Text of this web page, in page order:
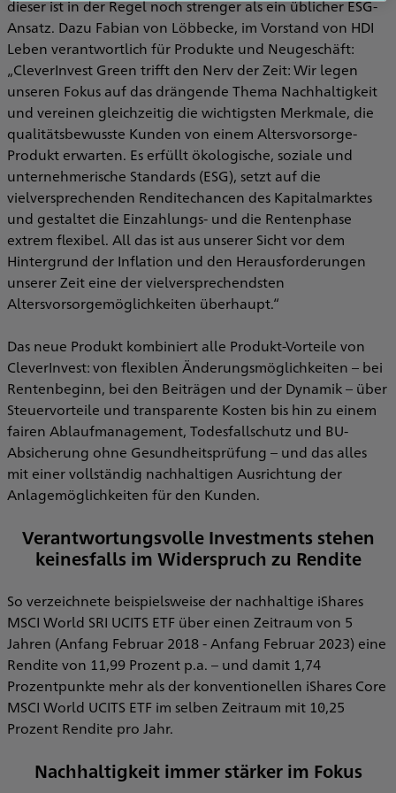
dieser ist in der Regel noch strenger als ein üblicher ESG-
Ansatz. Dazu Fabian von Löbbecke, im Vorstand von HDI
Leben verantwortlich für Produkte und Neugeschäft:
„CleverInvest Green trifft den Nerv der Zeit: Wir legen
unseren Fokus auf das drängende Thema Nachhaltigkeit
und vereinen gleichzeitig die wichtigsten Merkmale, die
qualitätsbewusste Kunden von einem Altersvorsorge-
Produkt erwarten. Es erfüllt ökologische, soziale und
unternehmerische Standards (ESG), setzt auf die
vielversprechenden Renditechancen des Kapitalmarktes
und gestaltet die Einzahlungs- und die Rentenphase
extrem flexibel. All das ist aus unserer Sicht vor dem
Hintergrund der Inflation und den Herausforderungen
unserer Zeit eine der vielversprechendsten
Altersvorsorgemöglichkeiten überhaupt.“
Das neue Produkt kombiniert alle Produkt-Vorteile von
CleverInvest: von flexiblen Änderungsmöglichkeiten – bei
Rentenbeginn, bei den Beiträgen und der Dynamik – über
Steuervorteile und transparente Kosten bis hin zu einem
fairen Ablaufmanagement, Todesfallschutz und BU-
Absicherung ohne Gesundheitsprüfung – und das alles
mit einer vollständig nachhaltigen Ausrichtung der
Anlagemöglichkeiten für den Kunden.
Verantwortungsvolle Investments stehen
keinesfalls im Widerspruch zu Rendite
So verzeichnete beispielsweise der nachhaltige iShares
MSCI World SRI UCITS ETF über einen Zeitraum von 5
Jahren (Anfang Februar 2018 - Anfang Februar 2023) eine
Rendite von 11,99 Prozent p.a. – und damit 1,74
Prozentpunkte mehr als der konventionellen iShares Core
MSCI World UCITS ETF im selben Zeitraum mit 10,25
Prozent Rendite pro Jahr.
Nachhaltigkeit immer stärker im Fokus